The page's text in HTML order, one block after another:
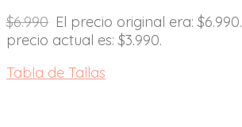
$6.990 El precio original era: $6.990.
precio actual es: $3.990.
Tabla de Tallas